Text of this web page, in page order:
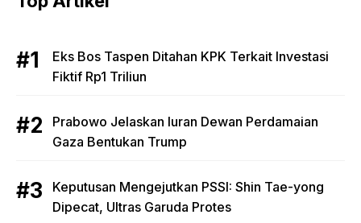
Eks Bos Taspen Ditahan KPK Terkait Investasi
Fiktif Rp1 Triliun
Prabowo Jelaskan Iuran Dewan Perdamaian
Gaza Bentukan Trump
Keputusan Mengejutkan PSSI: Shin Tae-yong
Dipecat, Ultras Garuda Protes